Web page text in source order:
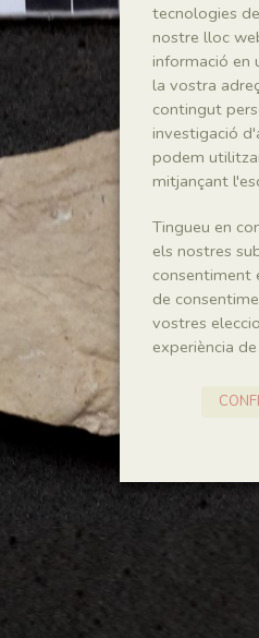
tecnologies
nostre lloc
informació en
la vostra
contingut
investigació
podem
mitjançant
Tingueu en
els nostres
consentiment
de
vostres
experiència